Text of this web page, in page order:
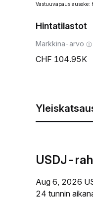
Vastuuvapauslauseke:
Hintatilastot
Markkina-arvo
104.95K
USDJ-
Aug 6, 2026
24 tunnin